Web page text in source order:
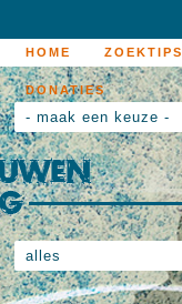
HOME ZOEKTIPS
DONATIES
- maak een keuze -
alles